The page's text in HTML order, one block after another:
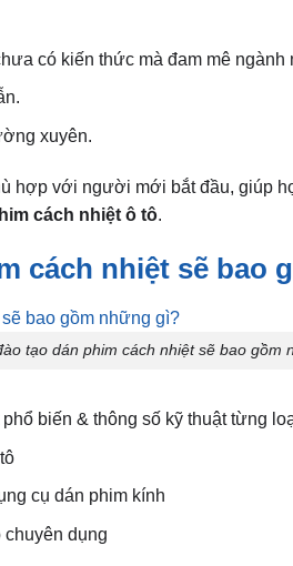
có kiến thức mà đam mê ngành
xuyên.
hợp với người mới bắt đầu, giúp
cách nhiệt ô tô.
cách nhiệt sẽ bao
tạo dán phim cách nhiệt sẽ bao gồm
biến & thông số kỹ thuật từng
cụ dán phim kính
dụng